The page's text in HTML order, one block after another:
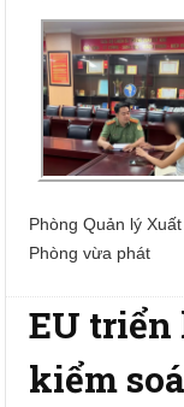
Phòng Quản lý
Phòng vừa phát
EU
kiểm